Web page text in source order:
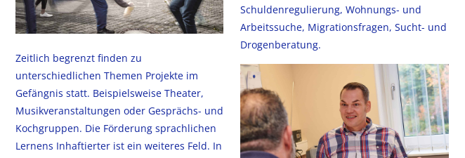
Zeitlich begrenzt finden zu
unterschiedlichen Themen Projekte im
Gefängnis statt. Beispielsweise Theater,
Musikveranstaltungen oder Gesprächs- und
Kochgruppen. Die Förderung sprachlichen
Lernens Inhaftierter ist ein weiteres Feld. In
Schuldenregulierung, Wohnungs- und
Arbeitssuche, Migrationsfragen, Sucht- und
Drogenberatung.